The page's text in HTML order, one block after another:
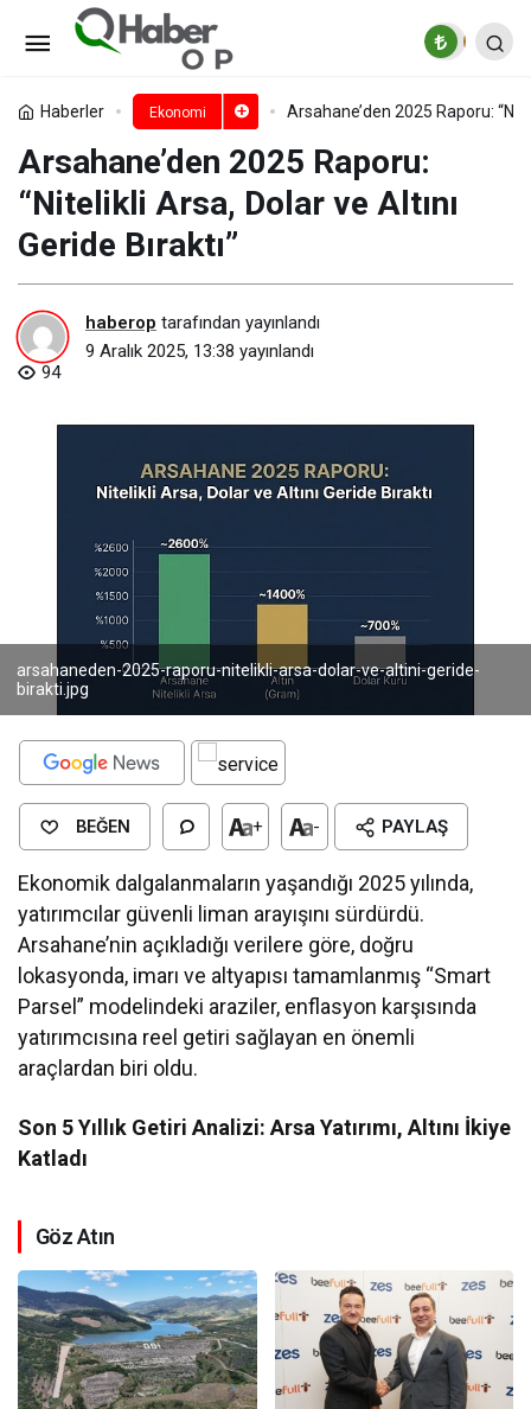
Haberler Ekonomi Arsahane’den 2025 Raporu:
Arsahane’den 2025 Raporu:
“Nitelikli Arsa, Dolar ve Altını
Geride Bıraktı”
haberop tarafından yayınlandı
9 Aralık 2025, 13:38 yayınlandı
94
arsahaneden-2025-raporu-nitelikli-arsa-dolar-ve-altini-geride-
birakti.jpg
BEĞEN + - PAYLAŞ
Ekonomik dalgalanmaların yaşandığı 2025 yılında,
yatırımcılar güvenli liman arayışını sürdürdü.
Arsahane’nin açıkladığı verilere göre, doğru
lokasyonda, imarı ve altyapısı tamamlanmış “Smart
Parsel” modelindeki araziler, enflasyon karşısında
yatırımcısına reel getiri sağlayan en önemli
araçlardan biri oldu.
Son 5 Yıllık Getiri Analizi: Arsa Yatırımı, Altını İkiye
Katladı
Göz Atın
Link Bilgisayar, Dijital Dünyada
İddiasını 2 Milyon Dolarlık Yatırımla
Ortaya Koydu
Yorum Yap